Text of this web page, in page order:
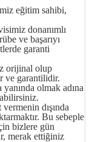
eğitim sahibi,
donanımlı
ve başarıyı
garanti
orijinal olup
ve garantilidir.
olmak adına
dışında
Bu sebeple
bizlere gün
merak ettiğiniz